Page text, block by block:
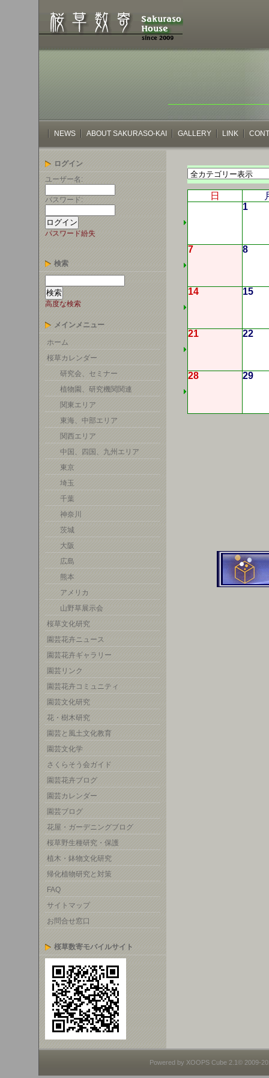
NEWS ABOUT SAKURASO-KAI GALLERY LINK
ログイン
ユーザー名:
パスワード:
パスワード紛失
検索
高度な検索
メインメニュー
ホーム
桜草カレンダー
研究会、セミナー
植物園、研究機関関連
関東エリア
東海、中部エリア
関西エリア
中国、四国、九州エリア
東京
埼玉
千葉
神奈川
茨城
大阪
広島
熊本
アメリカ
山野草展示会
桜草文化研究
園芸花卉ニュース
園芸花卉ギャラリー
園芸リンク
園芸花卉コミュニティ
園芸文化研究
花・樹木研究
園芸と風土文化教育
園芸文化学
さくらそう会ガイド
園芸花卉ブログ
園芸カレンダー
園芸ブログ
花屋・ガーデニングブログ
桜草野生種研究・保護
植木・鉢物文化研究
帰化植物研究と対策
FAQ
サイトマップ
お問合せ窓口
桜草数寄モバイルサイト
日
1
7 8
14 15
21 22
28 29
Powered by XOOPS Cube 2.1© 2009-